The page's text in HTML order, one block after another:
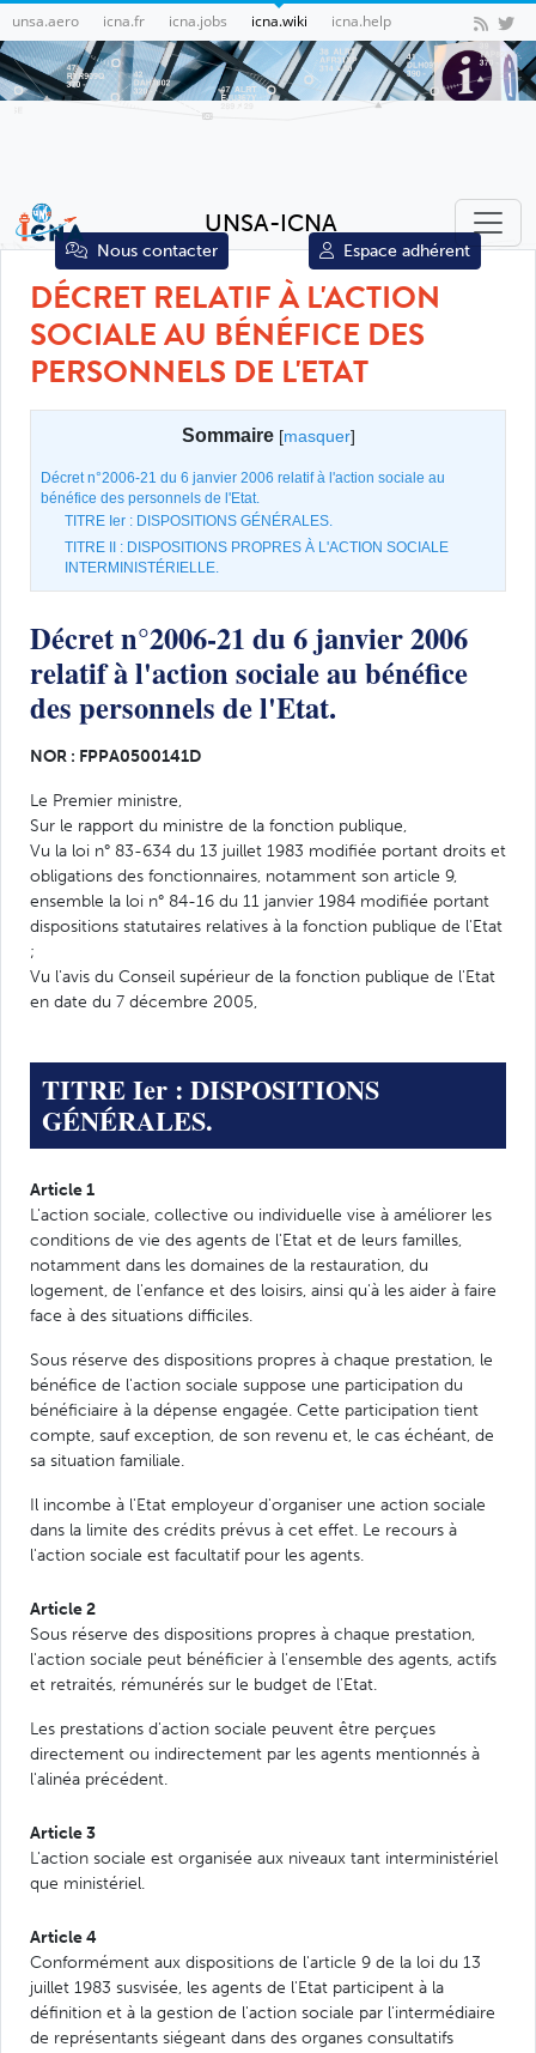
unsa.aero icna.fr icna.jobs icna.wiki icna.help
Nous contacter Espace adhérent
UNSA-ICNA
DÉCRET RELATIF À L'ACTION
SOCIALE AU BÉNÉFICE DES
PERSONNELS DE L'ETAT
Sommaire [masquer]
Décret n°2006-21 du 6 janvier 2006 relatif à l'action sociale au
bénéfice des personnels de l'Etat.
TITRE Ier : DISPOSITIONS GÉNÉRALES.
TITRE II : DISPOSITIONS PROPRES À L'ACTION SOCIALE
INTERMINISTÉRIELLE.
Décret n°2006-21 du 6 janvier 2006
relatif à l'action sociale au bénéfice
des personnels de l'Etat.
NOR : FPPA0500141D
Le Premier ministre,
Sur le rapport du ministre de la fonction publique,
Vu la loi n° 83-634 du 13 juillet 1983 modifiée portant droits et
obligations des fonctionnaires, notamment son article 9,
ensemble la loi n° 84-16 du 11 janvier 1984 modifiée portant
dispositions statutaires relatives à la fonction publique de l'Etat
;
Vu l'avis du Conseil supérieur de la fonction publique de l'Etat
en date du 7 décembre 2005,
TITRE Ier : DISPOSITIONS
GÉNÉRALES.
Article 1
L'action sociale, collective ou individuelle vise à améliorer les
conditions de vie des agents de l'Etat et de leurs familles,
notamment dans les domaines de la restauration, du
logement, de l'enfance et des loisirs, ainsi qu'à les aider à faire
face à des situations difficiles.
Sous réserve des dispositions propres à chaque prestation, le
bénéfice de l'action sociale suppose une participation du
bénéficiaire à la dépense engagée. Cette participation tient
compte, sauf exception, de son revenu et, le cas échéant, de
sa situation familiale.
Il incombe à l'Etat employeur d'organiser une action sociale
dans la limite des crédits prévus à cet effet. Le recours à
l'action sociale est facultatif pour les agents.
Article 2
Sous réserve des dispositions propres à chaque prestation,
l'action sociale peut bénéficier à l'ensemble des agents, actifs
et retraités, rémunérés sur le budget de l'Etat.
Les prestations d'action sociale peuvent être perçues
directement ou indirectement par les agents mentionnés à
l'alinéa précédent.
Article 3
L'action sociale est organisée aux niveaux tant interministériel
que ministériel.
Article 4
Conformément aux dispositions de l'article 9 de la loi du 13
juillet 1983 susvisée, les agents de l'Etat participent à la
définition et à la gestion de l'action sociale par l'intermédiaire
de représentants siégeant dans des organes consultatifs